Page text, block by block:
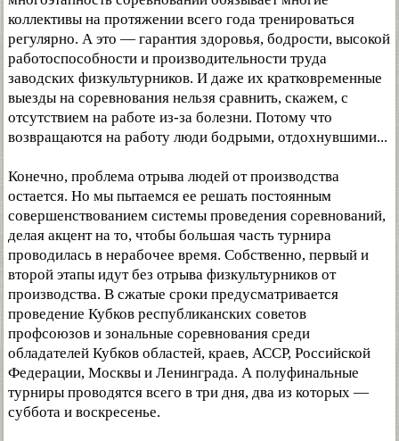
коллективы на протяжении всего года тренироваться
регулярно. А это — гарантия здоровья, бодрости, высокой
работоспособности и производительности труда
заводских физкультурников. И даже их кратковременные
выезды на соревнования нельзя сравнить, скажем, с
отсутствием на работе из-за болезни. Потому что
возвращаются на работу люди бодрыми, отдохнувшими...
Конечно, проблема отрыва людей от производства
остается. Но мы пытаемся ее решать постоянным
совершенствованием системы проведения соревнований,
делая акцент на то, чтобы большая часть турнира
проводилась в нерабочее время. Собственно, первый и
второй этапы идут без отрыва физкультурников от
производства. В сжатые сроки предусматривается
проведение Кубков республиканских советов
профсоюзов и зональные соревнования среди
обладателей Кубков областей, краев, АССР, Российской
Федерации, Москвы и Ленинграда. А полуфинальные
турниры проводятся всего в три дня, два из которых —
суббота и воскресенье.